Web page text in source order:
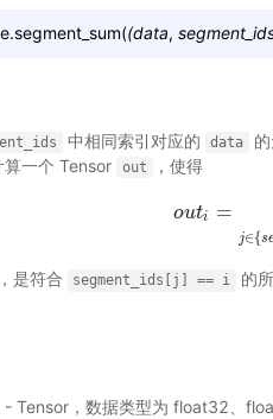
segment_sum((data,
中相同索引对应的 data
一个 Tensor
out ，使得
outi =
j∈{s
outi =∑j
，是符合 segment_ids[j] == i 的
- Tensor，数据类型为 float32、